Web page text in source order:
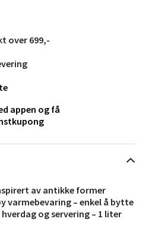
av antikke former
varmebevaring – enkel å bytte
og servering – 1 liter
over 699,-
appen og få